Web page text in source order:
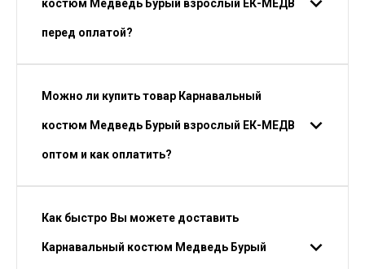
костюм Медведь Бурый взрослый ЕК-МЕДВ
перед оплатой?
Можно ли купить товар Карнавальный
костюм Медведь Бурый взрослый ЕК-МЕДВ
оптом и как оплатить?
Как быстро Вы можете доставить
Карнавальный костюм Медведь Бурый